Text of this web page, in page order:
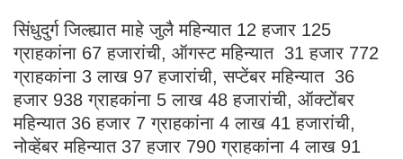
सिंधुदुर्ग जिल्ह्यात माहे जुलै महिन्यात 12 हजार 125
ग्राहकांना 67 हजारांची, ऑगस्ट महिन्यात 31 हजार 772
ग्राहकांना 3 लाख 97 हजारांची, सप्टेंबर महिन्यात 36
हजार 938 ग्राहकांना 5 लाख 48 हजारांची, ऑक्टोंबर
महिन्यात 36 हजार 7 ग्राहकांना 4 लाख 41 हजारांची,
नोव्हेंबर महिन्यात 37 हजार 790 ग्राहकांना 4 लाख 91